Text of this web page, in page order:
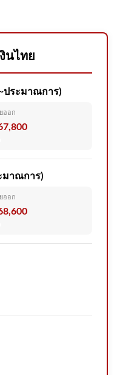
พลัง ผู้ต้องหาช่วยดัน
หลังติดหล่ม | ข่าวเย็น
ำนักข่าววันนิวส์
ติสุขชายแดนใต้หลังค
งรอบใหม่ ข่าวใต้แล
ตำรวจ สภ.พบพระ
ขึ้นรถไฟฟ้าพาผู้
นไทย
ประมาณการ)
ออก
มาณการ)
ออก